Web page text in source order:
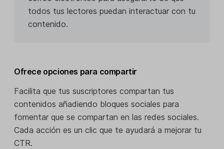
todos tus lectores puedan interactuar con tu
contenido.
Ofrece opciones para compartir
Facilita que tus suscriptores compartan tus
contenidos añadiendo bloques sociales para
fomentar que se compartan en las redes sociales.
Cada acción es un clic que te ayudará a mejorar tu
CTR.